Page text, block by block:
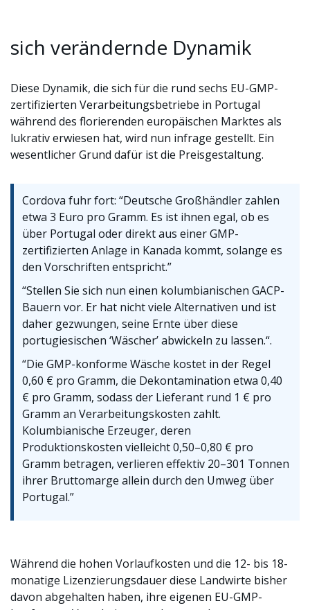
sich verändernde Dynamik
Diese Dynamik, die sich für die rund sechs EU-GMP-
zertifizierten Verarbeitungsbetriebe in Portugal
während des florierenden europäischen Marktes als
lukrativ erwiesen hat, wird nun infrage gestellt. Ein
wesentlicher Grund dafür ist die Preisgestaltung.
Cordova fuhr fort: “Deutsche Großhändler zahlen
etwa 3 Euro pro Gramm. Es ist ihnen egal, ob es
über Portugal oder direkt aus einer GMP-
zertifizierten Anlage in Kanada kommt, solange es
den Vorschriften entspricht.”
“Stellen Sie sich nun einen kolumbianischen GACP-
Bauern vor. Er hat nicht viele Alternativen und ist
daher gezwungen, seine Ernte über diese
portugiesischen ‘Wäscher’ abwickeln zu lassen.“.
“Die GMP-konforme Wäsche kostet in der Regel
0,60 € pro Gramm, die Dekontamination etwa 0,40
€ pro Gramm, sodass der Lieferant rund 1 € pro
Gramm an Verarbeitungskosten zahlt.
Kolumbianische Erzeuger, deren
Produktionskosten vielleicht 0,50–0,80 € pro
Gramm betragen, verlieren effektiv 20–301 Tonnen
ihrer Bruttomarge allein durch den Umweg über
Portugal.”
Während die hohen Vorlaufkosten und die 12- bis 18-
monatige Lizenzierungsdauer diese Landwirte bisher
davon abgehalten haben, ihre eigenen EU-GMP-